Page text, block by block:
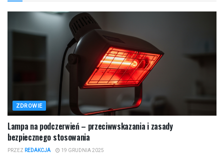
ZDROWIE
Lampa na podczerwień – przeciwwskazania i zasady
bezpiecznego stosowania
PRZEZ REDAKCJA 19 GRUDNIA 2025